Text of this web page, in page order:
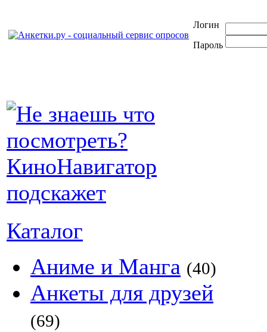
Логин
Пароль
Каталог
Аниме и Манга (40)
Анкеты для друзей
(69)